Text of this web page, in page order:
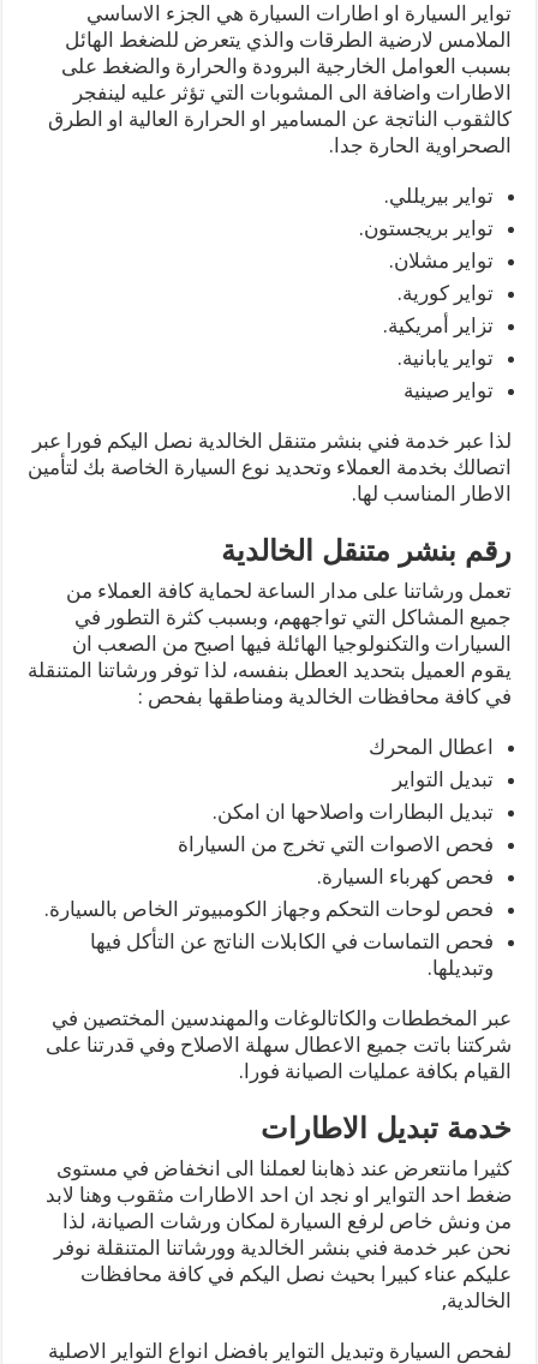
تواير السيارة او اطارات السيارة هي الجزء الاساسي
الملامس لارضية الطرقات والذي يتعرض للضغط الهائل
بسبب العوامل الخارجية البرودة والحرارة والضغط على
الاطارات واضافة الى المشوبات التي تؤثر عليه لينفجر
كالثقوب الناتجة عن المسامير او الحرارة العالية او الطرق
الصحراوية الحارة جدا.
تواير بيريللي.
تواير بريجستون.
تواير مشلان.
تواير كورية.
تزاير أمريكية.
تواير يابانية.
تواير صينية
لذا عبر خدمة فني بنشر متنقل الخالدية نصل اليكم فورا عبر
اتصالك بخدمة العملاء وتحديد نوع السيارة الخاصة بك لتأمين
الاطار المناسب لها.
رقم بنشر متنقل الخالدية
تعمل ورشاتنا على مدار الساعة لحماية كافة العملاء من
جميع المشاكل التي تواجههم، وبسبب كثرة التطور في
السيارات والتكنولوجيا الهائلة فيها اصبح من الصعب ان
يقوم العميل بتحديد العطل بنفسه، لذا توفر ورشاتنا المتنقلة
في كافة محافظات الخالدية ومناطقها بفحص :
اعطال المحرك
تبديل التواير
تبديل البطارات واصلاحها ان امكن.
فحص الاصوات التي تخرج من السياراة
فحص كهرباء السيارة.
فحص لوحات التحكم وجهاز الكومبيوتر الخاص بالسيارة.
فحص التماسات في الكابلات الناتج عن التأكل فيها
وتبديلها.
عبر المخططات والكاتالوغات والمهندسين المختصين في
شركتنا باتت جميع الاعطال سهلة الاصلاح وفي قدرتنا على
القيام بكافة عمليات الصيانة فورا.
خدمة تبديل الاطارات
كثيرا مانتعرض عند ذهابنا لعملنا الى انخفاض في مستوى
ضغط احد التواير او نجد ان احد الاطارات مثقوب وهنا لابد
من ونش خاص لرفع السيارة لمكان ورشات الصيانة، لذا
نحن عبر خدمة فني بنشر الخالدية وورشاتنا المتنقلة نوفر
عليكم عناء كبيرا بحيث نصل اليكم في كافة محافظات
الخالدية,
لفحص السيارة وتبديل التواير بافضل انواع التواير الاصلية